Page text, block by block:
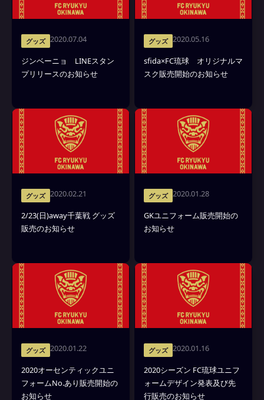
グッズ 2020.07.04
ジンベーニョ LINEスタン
プリリースのお知らせ
グッズ 2020.05.16
sfida×FC琉球 オリジナルマ
スク販売開始のお知らせ
グッズ 2020.02.21
2/23(日)away千葉戦 グッズ
販売のお知らせ
グッズ 2020.01.28
GKユニフォーム販売開始の
お知らせ
グッズ 2020.01.22
2020オーセンティックユニ
フォームNo.あり販売開始の
お知らせ
グッズ 2020.01.16
2020シーズン FC琉球ユニフ
ォームデザイン発表及び先
行販売のお知らせ